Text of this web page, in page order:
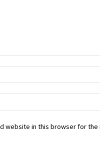
website in this browser for